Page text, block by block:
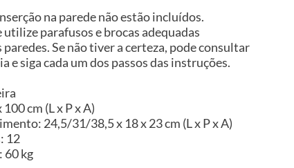
na parede não estão incluídos.
parafusos e brocas adequadas
Se não tiver a certeza, pode consultar
e siga cada um dos passos das instruções.
cm (L x P x A)
24,5/31/38,5 x 18 x 23 cm (L x P x A)
12
60 kg